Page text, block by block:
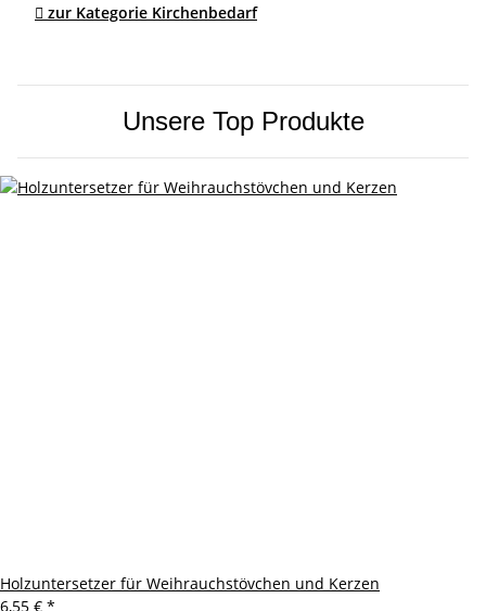
 zur Kategorie Kirchenbedarf
Unsere Top Produkte
Holzuntersetzer für Weihrauchstövchen und Kerzen
6,55 € *